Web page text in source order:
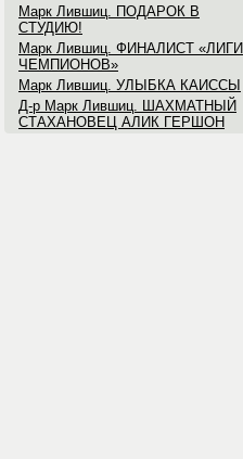
Марк Лившиц. ПОДАРОК В
СТУДИЮ!
Марк Лившиц. ФИНАЛИСТ «ЛИГИ
ЧЕМПИОНОВ»
Марк Лившиц. УЛЫБКА КАИССЫ
Д-р Марк Лившиц. ШАХМАТНЫЙ
СТАХАНОВЕЦ АЛИК ГЕРШОН